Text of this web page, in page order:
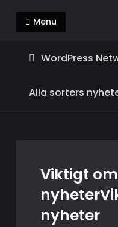
mooria.se
Mooria – allt du
Menu
WordPress
Alla sorters
Viktigt om
nyheter